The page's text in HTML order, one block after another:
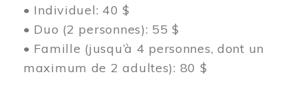
• Individuel: 40 $
• Duo (2 personnes): 55 $
• Famille (jusqu’à 4 personnes, dont un
maximum de 2 adultes): 80 $